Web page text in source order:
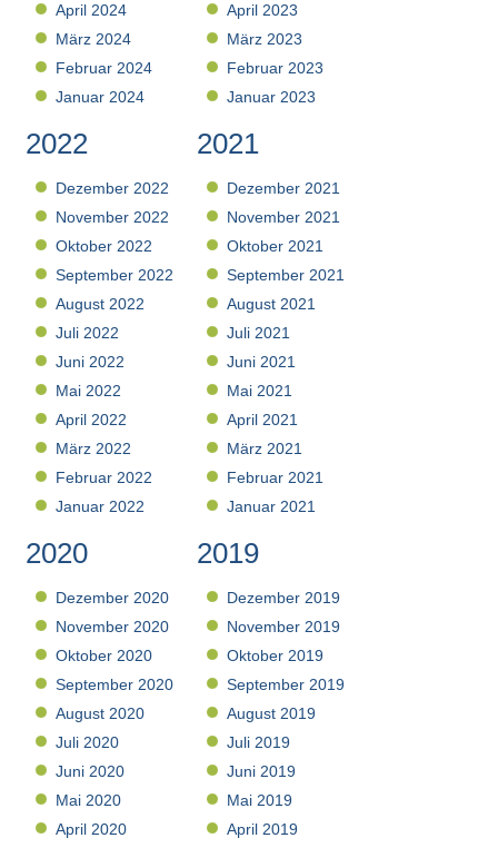
April 2024
März 2024
Februar 2024
Januar 2024
April 2023
März 2023
Februar 2023
Januar 2023
2022
Dezember 2022
November 2022
Oktober 2022
September 2022
August 2022
Juli 2022
Juni 2022
Mai 2022
April 2022
März 2022
Februar 2022
Januar 2022
2021
Dezember 2021
November 2021
Oktober 2021
September 2021
August 2021
Juli 2021
Juni 2021
Mai 2021
April 2021
März 2021
Februar 2021
Januar 2021
2020
Dezember 2020
November 2020
Oktober 2020
September 2020
August 2020
Juli 2020
Juni 2020
Mai 2020
April 2020
2019
Dezember 2019
November 2019
Oktober 2019
September 2019
August 2019
Juli 2019
Juni 2019
Mai 2019
April 2019